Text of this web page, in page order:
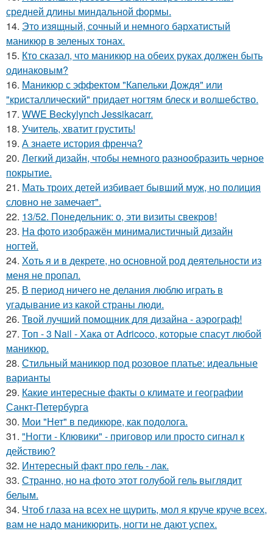
средней длины миндальной формы.
14. Это изящный, сочный и немного бархатистый
маникюр в зеленых тонах.
15. Кто сказал, что маникюр на обеих руках должен быть
одинаковым?
16. Маникюр с эффектом "Капельки Дождя" или
"кристаллический" придает ногтям блеск и волшебство.
17. WWE Beckylynch Jessikacarr.
18. Учитель, хватит грустить!
19. А знаете история френча?
20. Легкий дизайн, чтобы немного разнообразить черное
покрытие.
21. Мать троих детей избивает бывший муж, но полиция
словно не замечает".
22. 13/52. Понедельник: о, эти визиты свекров!
23. На фото изображён минималистичный дизайн
ногтей.
24. Хоть я и в декрете, но основной род деятельности из
меня не пропал.
25. В период ничего не делания люблю играть в
угадывание из какой страны люди.
26. Твой лучший помощник для дизайна - аэрограф!
27. Топ - 3 Nail - Хака от Adricoco, которые спасут любой
маникюр.
28. Стильный маникюр под розовое платье: идеальные
варианты
29. Какие интересные факты о климате и географии
Санкт-Петербурга
30. Мои "Нет" в педикюре, как подолога.
31. "Ногти - Клювики" - приговор или просто сигнал к
действию?
32. Интересный факт про гель - лак.
33. Странно, но на фото этот голубой гель выглядит
белым.
34. Чтоб глаза на всех не щурить, мол я круче круче всех,
вам не надо маникюрить, ногти не дают успех.